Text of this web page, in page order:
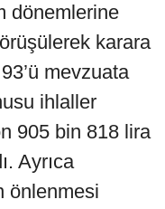
dönemlerine
karara
mevzuata
ihlaller
905 bin 818 lira
Ayrıca
önlenmesi